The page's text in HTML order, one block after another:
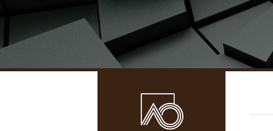
오시는 길
프로젝트
기업법무
소송/중재
인재영입